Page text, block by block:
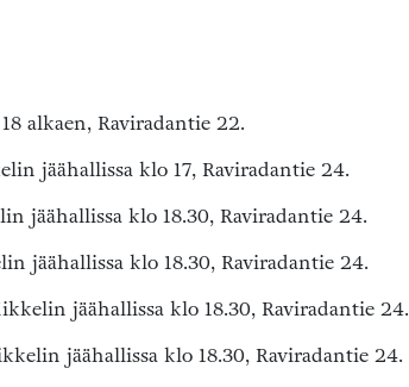
alkaen, Raviradantie 22.
jäähallissa klo 17, Raviradantie 24.
jäähallissa klo 18.30, Raviradantie 24.
jäähallissa klo 18.30, Raviradantie 24.
jäähallissa klo 18.30, Raviradantie 24.
jäähallissa klo 18.30, Raviradantie 24.